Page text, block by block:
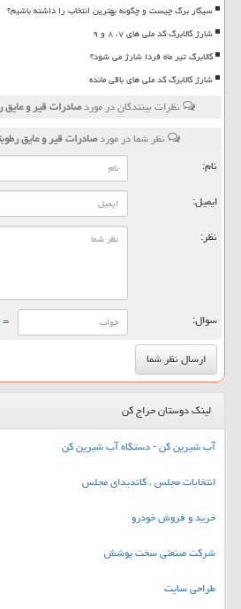
سیگار برگ چیست و چگونه بهترین انتخاب را داشته باشیم؟
شارژ کالابرگ کد ملی های ۷، ۸ و ۹
کالابرگ تیر ماه فردا شارژ می شود؟
شارژ کالابرگ کد ملی های باقی مانده
نظرات بینندگان در موردصادرات قیر و عایق
نظر شما در موردصادرات قیر و عایق
نام:
ایمیل:
نظر:
سوال: = ۳ بعلاوه ۵
لینک دوستان حراج کن
آب شیرین کن - دستگاه آب شیرین کن
انتخابات مجلس ، کاندیدای مجلس
خرید و فروش خودرو
شرکت صنعتی سخت پوشش
طراحی سایت